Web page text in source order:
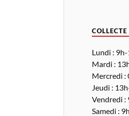
COLLECTE
Lundi :
Mardi :
Mercredi :
Jeudi :
Vendredi :
Samedi :